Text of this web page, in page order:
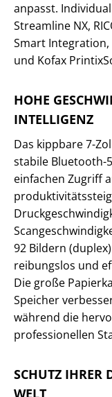
anpasst.
Streamline NX,
Smart Integration,
und Kofax
HOHE
INTELLIGENZ
Das kippbare 7-
stabile Bluetooth-
einfachen Zugriff
92 Bildern
reibungslos und
Die große
Speicher
während die
professionellen
SCHUTZ IHRER
WELT